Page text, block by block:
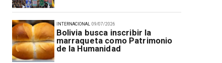
09/07/2026
Bolivia busca inscribir la
marraqueta como Patrimonio
de la Humanidad
INTERNACIONAL